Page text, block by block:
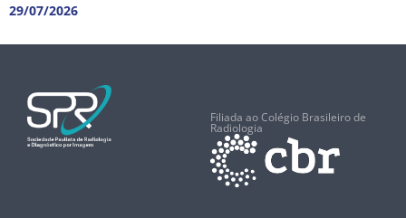
29/07/2026
Filiada ao Colégio Brasileiro de
Radiologia